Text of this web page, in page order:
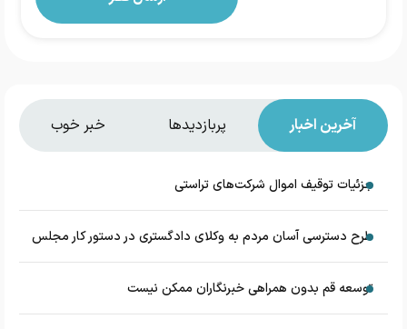
آخرین اخبار پربازدیدها خبر خوب
جزئیات توقیف اموال شرکت‌های تراستی
طرح دسترسی آسان مردم به وکلای دادگستری در دستور کار مجلس
توسعه قم بدون همراهی خبرنگاران ممکن نیست